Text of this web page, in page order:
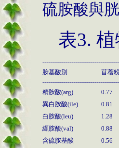
硫胺酸與
表3.
胺基酸別
苜蓿
精胺酸(arg) 0.77
異白胺酸(ile) 0.81
白胺酸(leu) 1.28
纈胺酸(val) 0.88
含硫胺基酸
0.56